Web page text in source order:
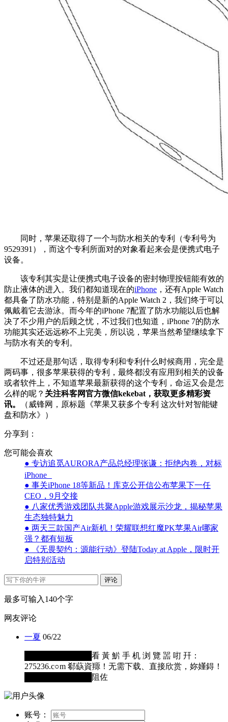
同时，苹果还取得了一个与防水相关的专利（专利号为
9529391），而这个专利所面对的对象看起来会是便携式电子
设备。
该专利其实是让便携式电子设备的密封物理按钮能有效的
防止液体的进入。我们都知道现在的iPhone ，还有Apple Watch
都具备了防水功能，特别是新的Apple Watch 2，我们终于可以
佩戴着它去游泳。而今年的iPhone 7配置了防水功能以后也解
决了不少用户的后顾之忧，不过我们也知道，iPhone 7的防水
功能其实还远远称不上完美，所以说，苹果当然希望继续拿下
与防水有关的专利。
不过还是那句话，取得专利和专利什么时候商用，完全是
两码事，很多苹果获得的专利，最终都没有应用到相关的设备
或者软件上，不知道苹果最新获得的这个专利，命运又会是怎
么样的呢？ 关注科客网官方微信kekebat，获取更多精彩资
讯。
（威锋网，原标题《苹果又获多个专利 这次针对智能键
盘和防水》）
分享到：
您可能会喜欢
● 专访追觅AURORA产品总经理张谦：拒绝内卷，对标
iPhone
● 事关iPhone 18等新品！库克公开信公布苹果下一任
CEO，9月交接
● 八家优秀游戏团队共聚Apple游戏展示沙龙，揭秘苹果
生态独特魅力
● 两天三款国产Air新机！荣耀联想红魔PK苹果Air哪家
强？都有短板
● 《无畏契约：源能行动》登陆Today at Apple，限时开
启特别活动
评论
最多可输入140个字
网友评论
一夏 06/22
████████████看 黃 魸 手 机 浏 覽 噐 咑 幵：
275236.c○m 郗蒛資羱！无需下载、直接欣赏，妳嬞鍀！
████████████阻佐
账号：